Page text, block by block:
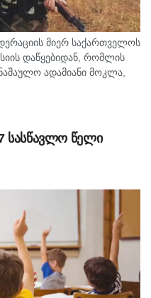
მიერ საქართველოს
დაწყებიდან, რომლის
ადამიანი მოკლა,
ამ სტატიაში
შესახებ...
სასწავლო წელი